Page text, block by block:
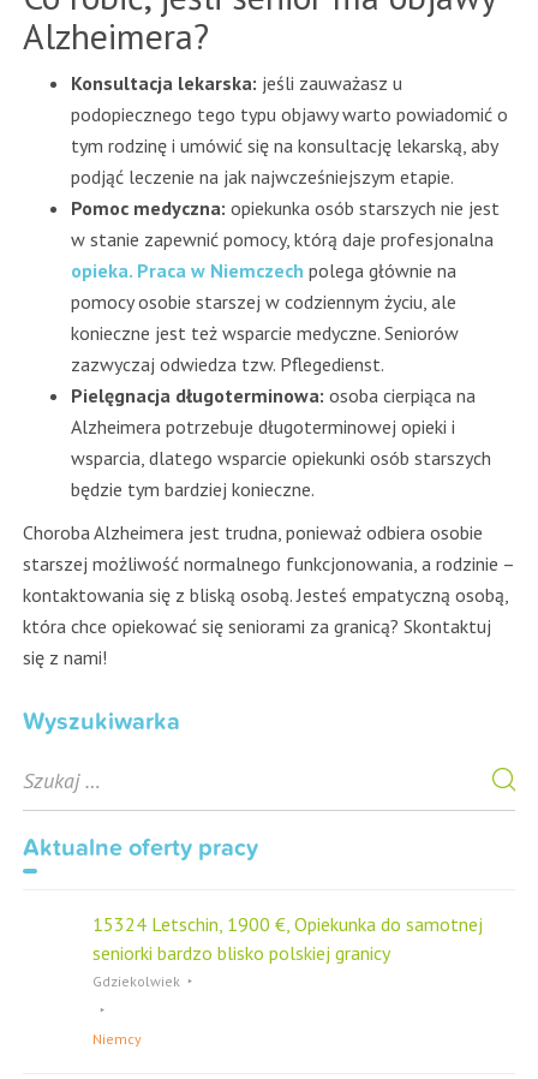
Alzheimera?
Konsultacja lekarska: jeśli zauważasz u
podopiecznego tego typu objawy warto powiadomić o
tym rodzinę i umówić się na konsultację lekarską, aby
podjąć leczenie na jak najwcześniejszym etapie.
Pomoc medyczna: opiekunka osób starszych nie jest
w stanie zapewnić pomocy, którą daje profesjonalna
opieka. Praca w Niemczech polega głównie na
pomocy osobie starszej w codziennym życiu, ale
konieczne jest też wsparcie medyczne. Seniorów
zazwyczaj odwiedza tzw. Pflegedienst.
Pielęgnacja długoterminowa: osoba cierpiąca na
Alzheimera potrzebuje długoterminowej opieki i
wsparcia, dlatego wsparcie opiekunki osób starszych
będzie tym bardziej konieczne.
Choroba Alzheimera jest trudna, ponieważ odbiera osobie
starszej możliwość normalnego funkcjonowania, a rodzinie –
kontaktowania się z bliską osobą. Jesteś empatyczną osobą,
która chce opiekować się seniorami za granicą? Skontaktuj
się z nami!
Wyszukiwarka
e
a
r
c
Aktualne oferty pracy
15324 Letschin, 1900 €, Opiekunka do samotnej
seniorki bardzo blisko polskiej granicy
Gdziekolwiek
Niemcy